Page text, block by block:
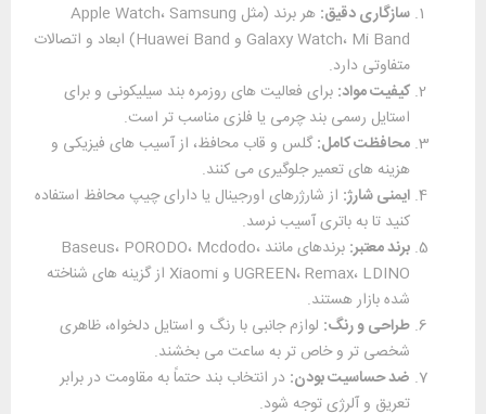
سازگاری دقیق:
هر برند (مثل Apple Watch، Samsung
Galaxy Watch، Mi Band و Huawei Band) ابعاد و اتصالات
متفاوتی دارد.
کیفیت مواد: برای فعالیت‌ های روزمره بند سیلیکونی و برای
استایل رسمی بند چرمی یا فلزی مناسب ‌تر است.
محافظت کامل:گلس و قاب محافظ، از آسیب‌ های فیزیکی و
هزینه‌ های تعمیر جلوگیری می‌ کنند.
ایمنی شارژ: از شارژرهای اورجینال یا دارای چیپ محافظ استفاده
کنید تا به باتری آسیب نرسد.
برند معتبر:
برندهای مانند Baseus، PORODO، Mcdodo،
UGREEN، Remax، LDINO و Xiaomi از گزینه‌ های شناخته
‌شده بازار هستند.
طراحی و رنگ: لوازم جانبی با رنگ و استایل دلخواه، ظاهری
شخصی ‌تر و خاص ‌تر به ساعت می ‌بخشند.
ضد حساسیت بودن: در انتخاب بند حتماً به مقاومت در برابر
تعریق و آلرژی توجه شود.